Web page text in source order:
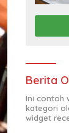
Berita
Ini contoh
kategori
widget